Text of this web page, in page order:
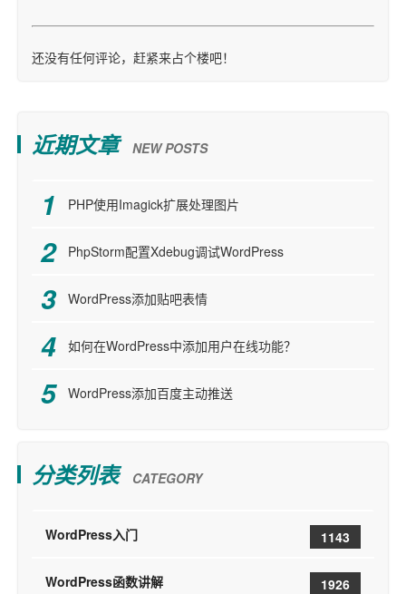
还没有任何评论，赶紧来占个楼吧！
近期文章 NEW POSTS
PHP使用Imagick扩展处理图片
PhpStorm配置Xdebug调试WordPress
WordPress添加贴吧表情
如何在WordPress中添加用户在线功能？
WordPress添加百度主动推送
分类列表 CATEGORY
WordPress入门 1143
WordPress函数讲解 1926